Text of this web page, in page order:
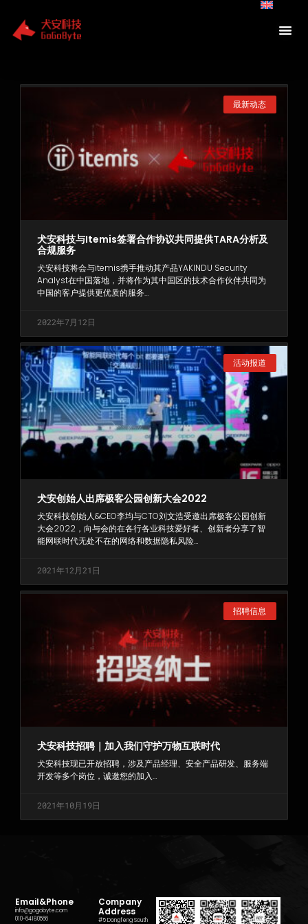
content
最新动态
犬安科技与itemis签署合作协议共同提供TARA分析及
合规服务
犬安科技将会与itemis携手推动其产品YAKINDU Security
Analyst在中国落地，并将作为其中国区的技术合作伙伴共同为
中国的客户提供更优质的服务…
2022年7月12日
活动报道
犬安创始人出席极客公园创新大会2022
犬安科技创始人&CEO李均与CTO刘文浩受邀出席极客公园创新
大会2022，向与会的在各行各业科技爱好者、创新者分享了智
能网联时代无处不在的网络和数据隐私风险…
2021年12月21日
招聘信息
犬安科技招聘｜加入我们守护万物互联时代
犬安科技现已开放招聘，涉及产品经理、安全产品研发、服务端
开发等多个岗位，诚邀您的加入…
2021年10月19日
PagePagePage
Email&Phone
info@gogobyte.com
010-64180566
Company
Address
#5 Dongfeng South